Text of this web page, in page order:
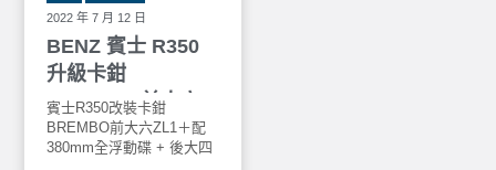
BENZ 賓士 R350
升級卡鉗
BREMBO 前大六
活塞卡鉗ZL1＋配
380mm全浮動碟 +
2022 年 7 月 12 日
賓士R350改裝卡鉗
BREMBO前大六ZL1＋配
380mm全浮動碟 + 後大四